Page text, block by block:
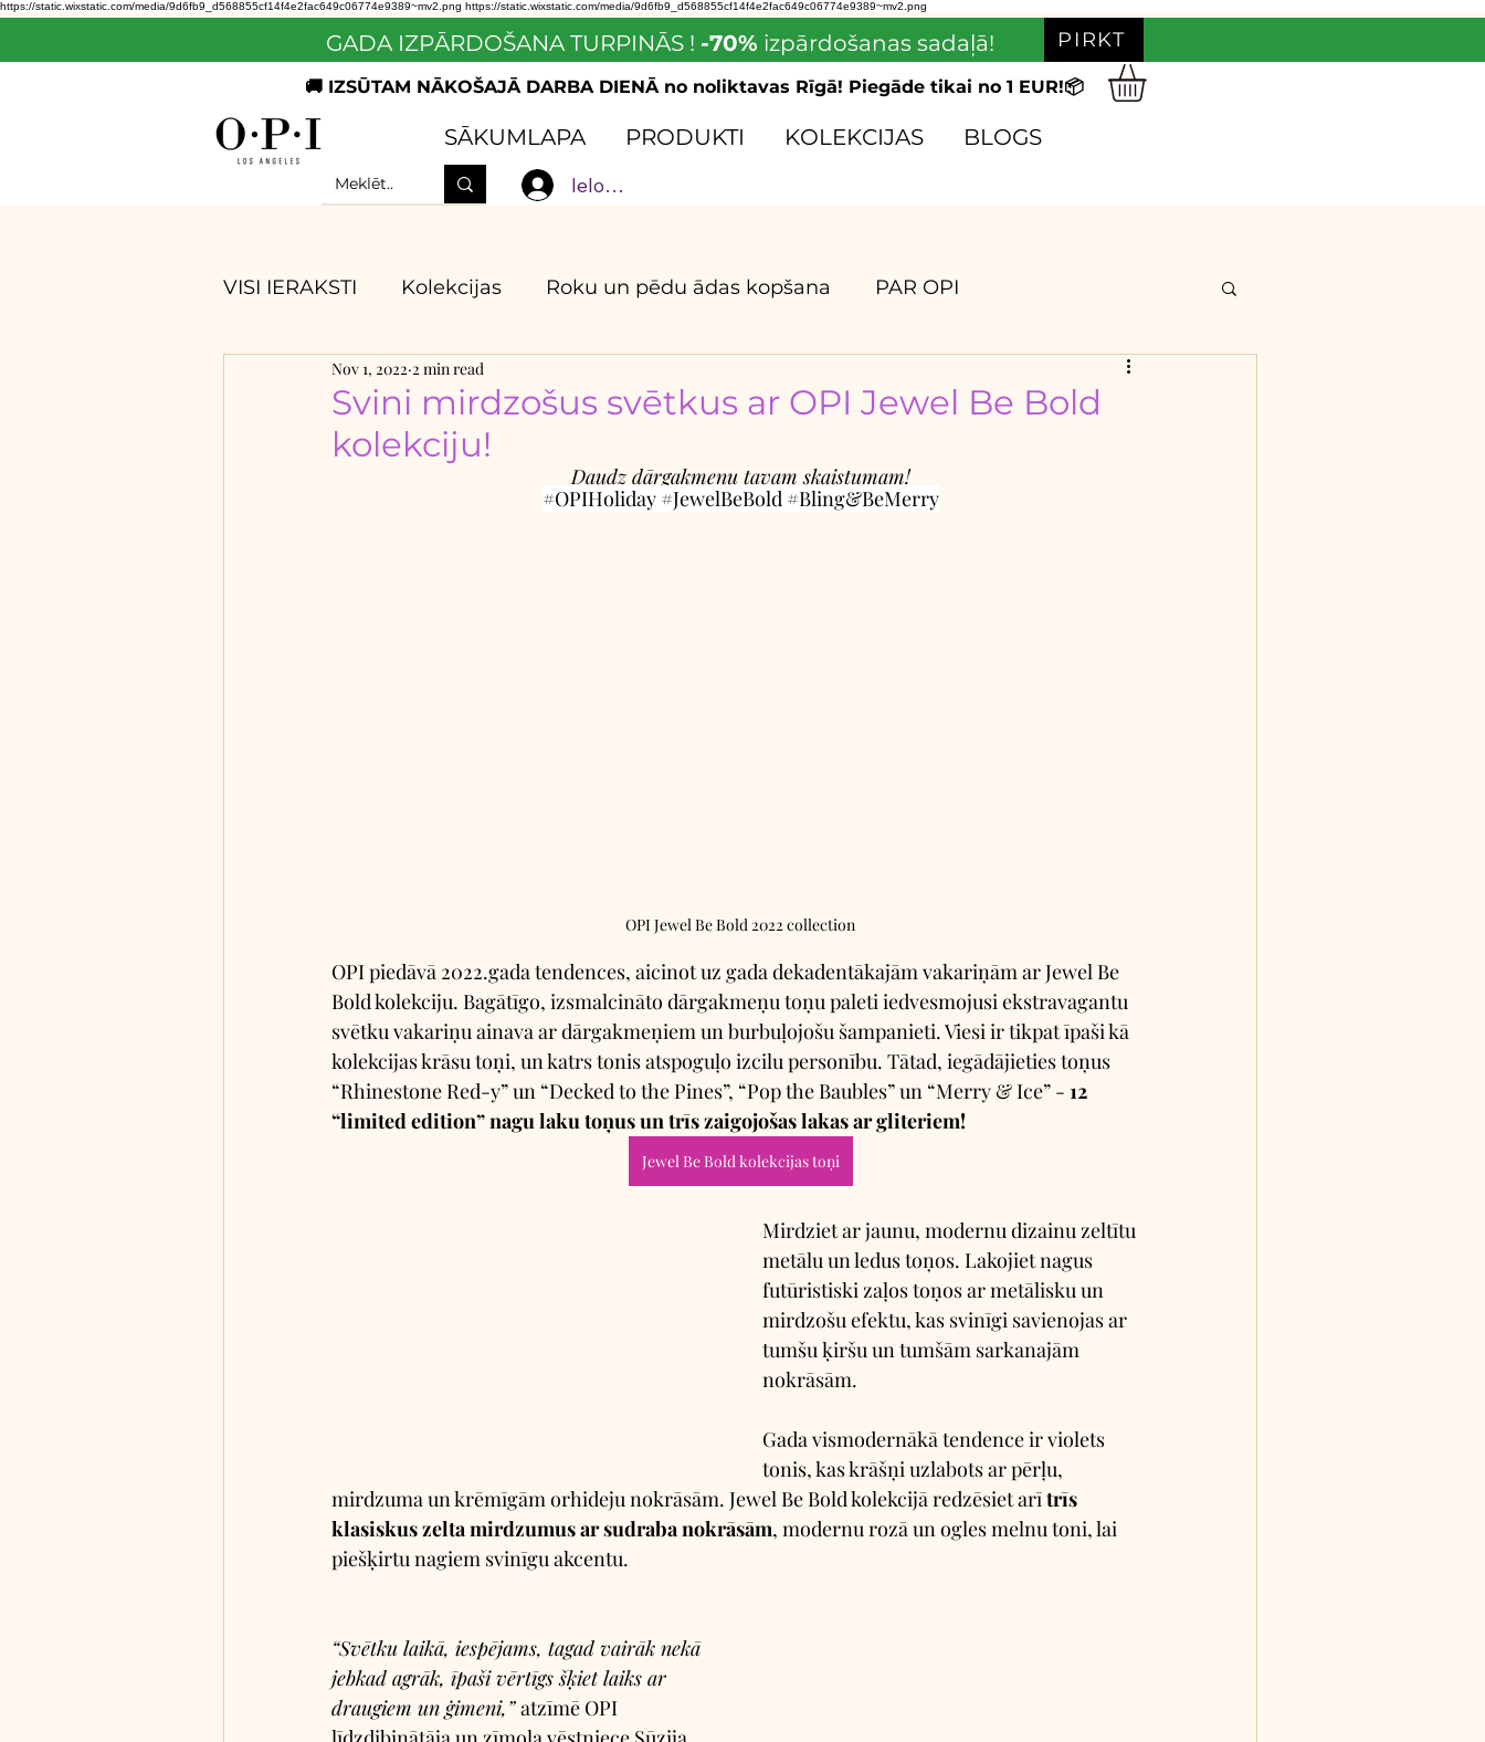
https://static.wixstatic.com/media/9d6fb9_d568855cf14f4e2fac649c06774e9389~mv2.png https://static.wixstatic.com/media/9d6fb9_d568855cf14f4e2fac649c06774e9389~mv2.png
GADA IZPĀRDOŠANA TURPINĀS ! -70% izpārdošanas sadaļā! PIRKT
🚚 IZSŪTAM NĀKOŠAJĀ DARBA DIENĀ no noliktavas Rīgā! Piegāde tikai no 1 EUR!📦
Ielogoties
SĀKUMLAPA PRODUKTI KOLEKCIJAS BLOGS
VISI IERAKSTI Kolekcijas Roku un pēdu ādas kopšana PAR OPI
OPI padomi un ieteikumi
Svini mirdzošus svētkus ar OPI Jewel Be Bold
kolekciju!
Nov 1, 2022 2 min read
Daudz dārgakmeņu tavam skaistumam!
#OPIHoliday #JewelBeBold #Bling&BeMerry
OPI Jewel Be Bold 2022 collection
OPI piedāvā 2022.gada tendences, aicinot uz gada dekadentākajām vakariņām ar Jewel Be
Bold kolekciju. Bagātīgo, izsmalcināto dārgakmeņu toņu paleti iedvesmojusi ekstravagantu
svētku vakariņu ainava ar dārgakmeņiem un burbuļojošu šampanieti. Viesi ir tikpat īpaši kā
kolekcijas krāsu toņi, un katrs tonis atspoguļo izcilu personību. Tātad, iegādājieties toņus
“Rhinestone Red-y” un “Decked to the Pines”, “Pop the Baubles” un “Merry & Ice” - 12
“limited edition” nagu laku toņus un trīs zaigojošas lakas ar gliteriem!
Jewel Be Bold kolekcijas toņi
Mirdziet ar jaunu, modernu dizainu zeltītu
metālu un ledus toņos. Lakojiet nagus
futūristiski zaļos toņos ar metālisku un
mirdzošu efektu, kas svinīgi savienojas ar
tumšu ķiršu un tumšām sarkanajām
nokrāsām.
Gada vismodernākā tendence ir violets
tonis, kas krāšņi uzlabots ar pērļu,
mirdzuma un krēmīgām orhideju nokrāsām. Jewel Be Bold kolekcijā redzēsiet arī trīs
klasiskus zelta mirdzumus ar sudraba nokrāsām, modernu rozā un ogles melnu toni, lai
piešķirtu nagiem svinīgu akcentu.
“Svētku laikā, iespējams, tagad vairāk nekā
jebkad agrāk, īpaši vērtīgs šķiet laiks ar
draugiem un ģimeni,” atzīmē OPI